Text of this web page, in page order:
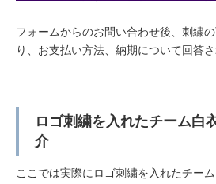
フォームからのお問い合わせ後、刺繍
り、お支払い方法、納期について回答さ
ロゴ刺繍を入れたチーム白
介
ここでは実際にロゴ刺繍を入れたチー